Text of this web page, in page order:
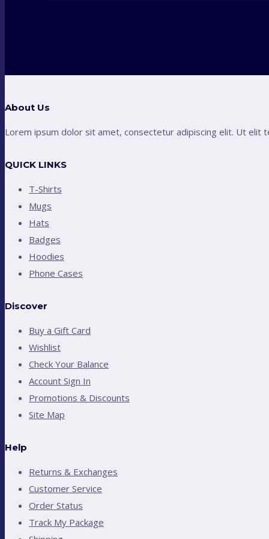
About Us
Lorem ipsum dolor sit amet, consectetur adipiscing elit. Ut elit
QUICK LINKS
T-Shirts
Mugs
Hats
Badges
Hoodies
Phone Cases
Discover
Buy a Gift Card
Wishlist
Check Your Balance
Account Sign In
Promotions & Discounts
Site Map
Help
Returns & Exchanges
Customer Service
Order Status
Track My Package